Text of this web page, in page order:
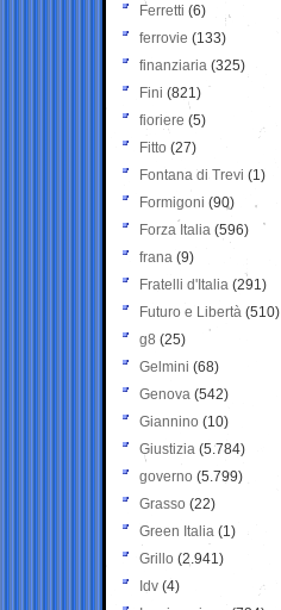
Ferretti (6)
ferrovie (133)
finanziaria (325)
Fini (821)
fioriere (5)
Fitto (27)
Fontana di Trevi (1)
Formigoni (90)
Forza Italia (596)
frana (9)
Fratelli d'Italia (291)
Futuro e Libertà (510)
g8 (25)
Gelmini (68)
Genova (542)
Giannino (10)
Giustizia (5.784)
governo (5.799)
Grasso (22)
Green Italia (1)
Grillo (2.941)
Idv (4)